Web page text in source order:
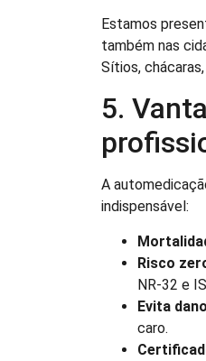
Estamos
também nas
Sítios,
5.
A
indispensável:
Risco
NR-32 e
Evita
caro.